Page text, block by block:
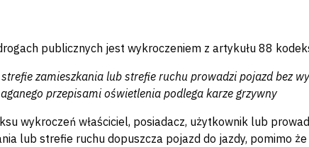
publicznych jest wykroczeniem z artykułu 88
zamieszkania lub strefie ruchu prowadzi pojazd bez
przepisami oświetlenia podlega karze grzywny
wykroczeń właściciel, posiadacz, użytkownik lub
lub strefie ruchu dopuszcza pojazd do jazdy, pomimo